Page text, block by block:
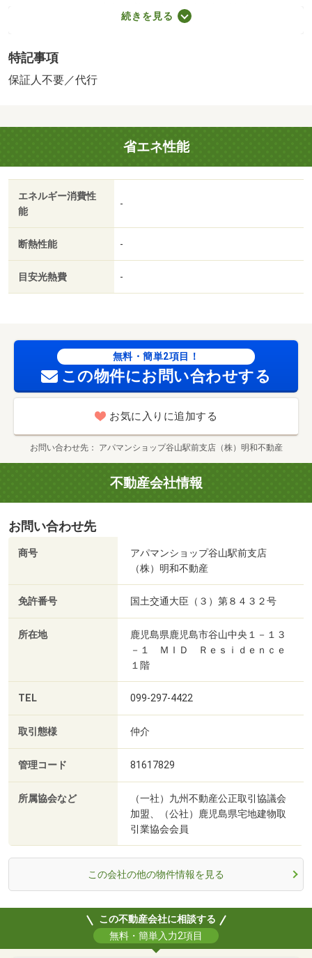
（月額）／保証会社利用必：■初回保証料賃料総額７０％
（最低保証料２８０００円）・月額保証料８６４円・更新
社：アプラス（ＺＣＨプラン）／エアコン／クロゼット／
フローリング／オートロック／シューズボックス／システ
不要／コインランドリー／２駅利用可／駅徒歩５分以内／
駅徒歩１０分以内／敷地内ごみ置き場／平面駐車場／都市
ガス／ＢＳ／高速ネット対応／敷金・礼金不要／保証会社
利用可／宇宿１丁目電停（その他）まで２５３ｍ／（株）
鹿児島銀行／かぎんローンセンター鹿児島南（銀行）まで
２７４ｍ／二軒茶屋電停（その他）まで３０９ｍ／サンキ
（コンビニ）まで４００ｍ／（株）タイヨー／タイヨー宇
宿店（スーパー）まで５３４ｍ/賃貸戸数:108戸
続きを見る
特記事項
保証人不要／代行
省エネ性能
エネルギー消費性
能
-
断熱性能 -
目安光熱費 -
無料・簡単2項目！
この物件にお問い合わせする
お気に入りに追加する
お問い合わせ先 アパマンショップ谷山駅前支店（株）明和不動産
不動産会社情報
お問い合わせ先
商号
アパマンショップ谷山駅前支店
（株）明和不動産
免許番号 国土交通大臣（３）第８４３２号
所在地
鹿児島県鹿児島市谷山中央１－１３
－１ ＭＩＤ Ｒｅｓｉｄｅｎｃｅ
１階
TEL 099-297-4422
取引態様 仲介
管理コード 81617829
所属協会など
（一社）九州不動産公正取引協議会
加盟、（公社）鹿児島県宅地建物取
引業協会会員
この会社の他の物件情報を見る
この不動産会社に相談する
無料・簡単入力2項目